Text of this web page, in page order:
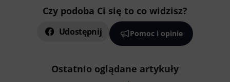
Czy podoba Ci się to co widzisz?
Udostępnij Pomoc i opinie
Ostatnio oglądane artykuły